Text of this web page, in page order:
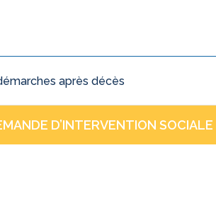
après décès
D’INTERVENTION SOCIALE